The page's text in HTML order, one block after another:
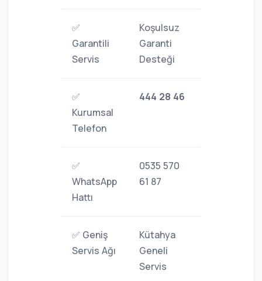
✅
Garantili
Servis
Koşulsuz
Garanti
Desteği
✅
Kurumsal
Telefon
444 28 46
✅
WhatsApp
Hattı
0535 570
61 87
✅ Geniş
Servis Ağı
Kütahya
Geneli
Servis